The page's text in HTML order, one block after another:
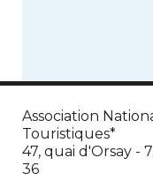
Association
Touristiques*
47, quai d'Orsay -
36